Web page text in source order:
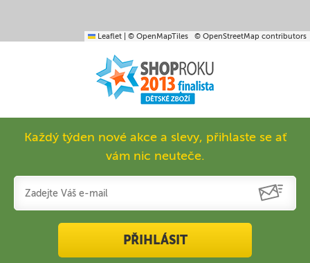
Leaflet © OpenMapTiles © OpenStreetMap contributors
Každý týden nové akce a slevy, přihlaste se ať
vám nic neuteče.
PŘIHLÁSIT